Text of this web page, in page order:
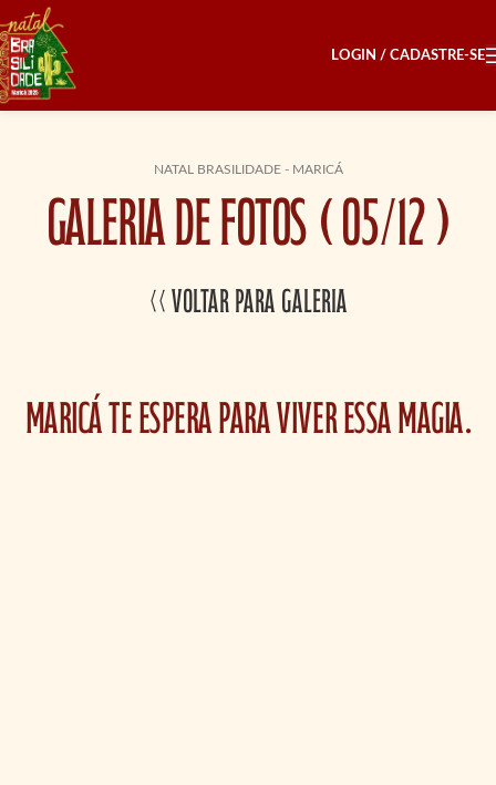
LOGIN / CADASTRE-SE
NATAL BRASILIDADE - MARICÁ
GALERIA DE FOTOS ( 05/12 )
<< Voltar para Galeria
Maricá te espera para viver essa magia.